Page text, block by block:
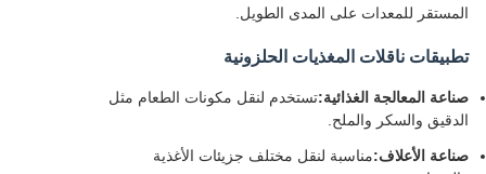
المستقر للمعدات على المدى الطويل.
تطبيقات ناقلات المغذيات الحلزونية
صناعة المعالجة الغذائية:تستخدم لنقل مكونات الطعام مثل
الدقيق والسكر والملح.
صناعة الأعلاف:مناسبة لنقل مختلف جزيئات الأغذية